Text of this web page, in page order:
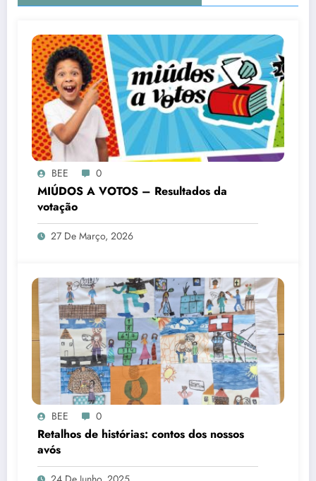
BEE 0
MIÚDOS A VOTOS – Resultados da
votação
27 De Março, 2026
BEE 0
Retalhos de histórias: contos dos nossos
avós